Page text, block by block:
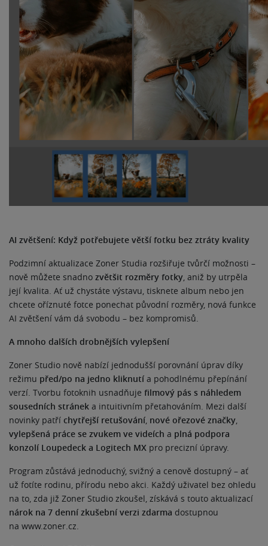
AI zvětšení: Když potřebujete větší fotku bez ztráty kvality
Podzimní aktualizace Zoner Studia rozšiřuje tvůrčí možnosti –
nově můžete snadno zvětšit rozměry fotky, aniž by utrpěla
její kvalita. Ať už chystáte výstavu, tisknete album nebo jen
chcete oříznuté fotce ponechat původní rozměry, nová funkce
AI zvětšení vám dá svobodu – bez kompromisů.
A mnoho dalších drobnějších vylepšení
Zoner Studio nově nabízí jednodušší porovnání úprav díky
režimu před/po na jedno kliknutí a pohodlnému přepínání
verzí. Tvorbu fotoknih usnadňuje filmový pás s náhledem
sousedních stránek a intuitivním přetahováním. Mezi další
novinky patří chytřejší retušování, nové ořezové značky,
vylepšená práce se zvukem ve videích a plná podpora
konzolí Loupedeck a Logitech MX pro precizní úpravy.
Program zůstává jednoduchý, svižný a cenově dostupný – ať
už fotíte rodinu, přírodu nebo akci. Každý uživatel bez ohledu
na to, zda již Zoner Studio zkoušel, získává s touto aktualizací
nárok na 7 denní zkušební verzi zdarma dostupnou
na www.zoner.cz.